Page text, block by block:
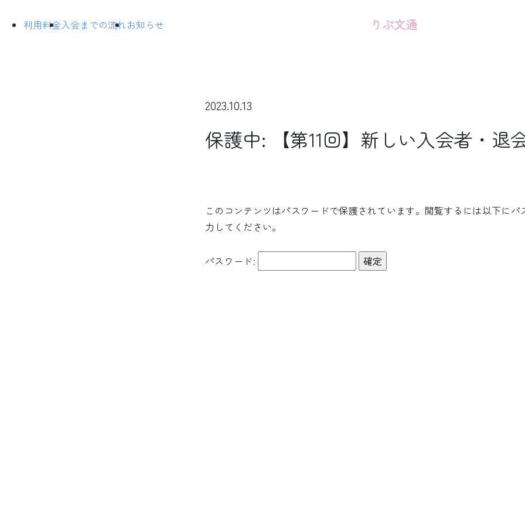
利用料金入会までの流れお知らせ りぷ文通
2023.10.13
保護中: 【第11回】新しい入会者・退
このコンテンツはパスワードで保護されています。閲覧するには以下にパ
力してください。
パスワード: